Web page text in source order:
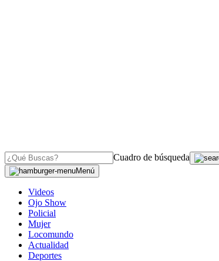
Cuadro de búsqueda
Menú
Videos
Ojo Show
Policial
Mujer
Locomundo
Actualidad
Deportes